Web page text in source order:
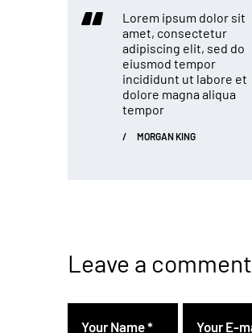
Lorem ipsum dolor sit
amet, consectetur
adipiscing elit, sed do
eiusmod tempor
incididunt ut labore et
dolore magna aliqua
tempor
MORGAN KING
Leave a comment